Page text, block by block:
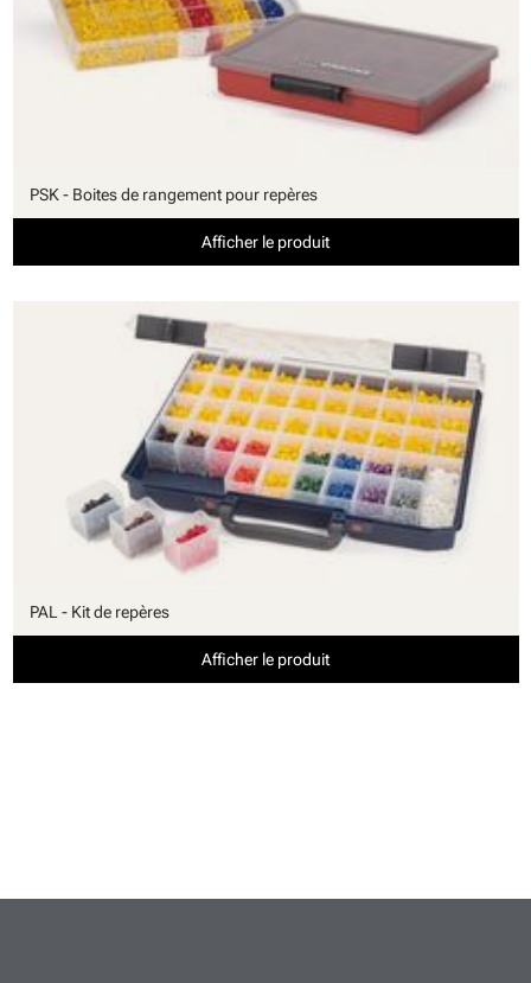
PSK - Boites de rangement pour repères
Afficher le produit
PAL - Kit de repères
Afficher le produit